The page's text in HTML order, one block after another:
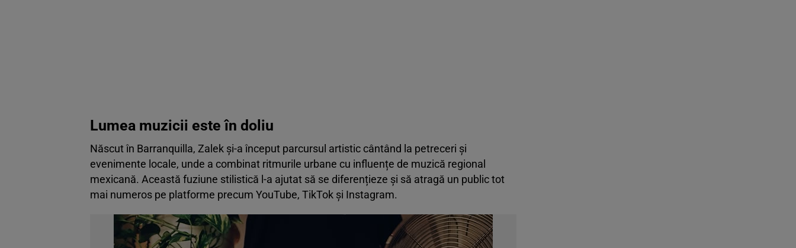
Lumea muzicii este în doliu
Născut în Barranquilla, Zalek și-a început parcursul artistic cântând la petreceri și
evenimente locale, unde a combinat ritmurile urbane cu influențe de muzică regional
mexicană. Această fuziune stilistică l-a ajutat să se diferențieze și să atragă un public tot
mai numeros pe platforme precum YouTube, TikTok și Instagram.